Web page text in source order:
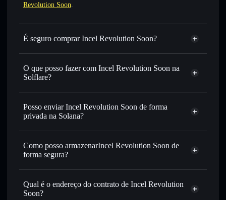
Revolution Soon.
É seguro comprar Incel Revolution Soon?
Incel Revolution Soon não está verificado
O que posso fazer com Incel Revolution Soon na
Solflare?
Incel Revolution Soon
Carteira Solflare
Trocar instantaneamente— trocar INCEL por SOL,
USDC ou milhares de outros tokens Solana com
melhor preço disponível
Definir ordens limite— automatizar transações ao teu
preço-alvo para INCEL
Utilizar DCA— investir de forma faseada ao longo do
Enviar de forma privada
Posso enviar Incel Revolution Soon de forma
privada na Solana?
Agregador de Privacidade
Como posso armazenarIncel Revolution Soon de
forma segura?
Incel Revolution Soon
Qual é o endereço do contrato de Incel Revolution
Soon?